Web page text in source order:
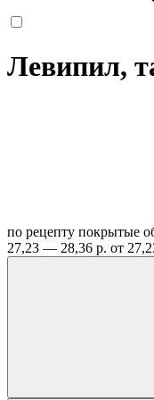
Левипил,
по рецепту покрытые
27,23 — 28,36 р. от